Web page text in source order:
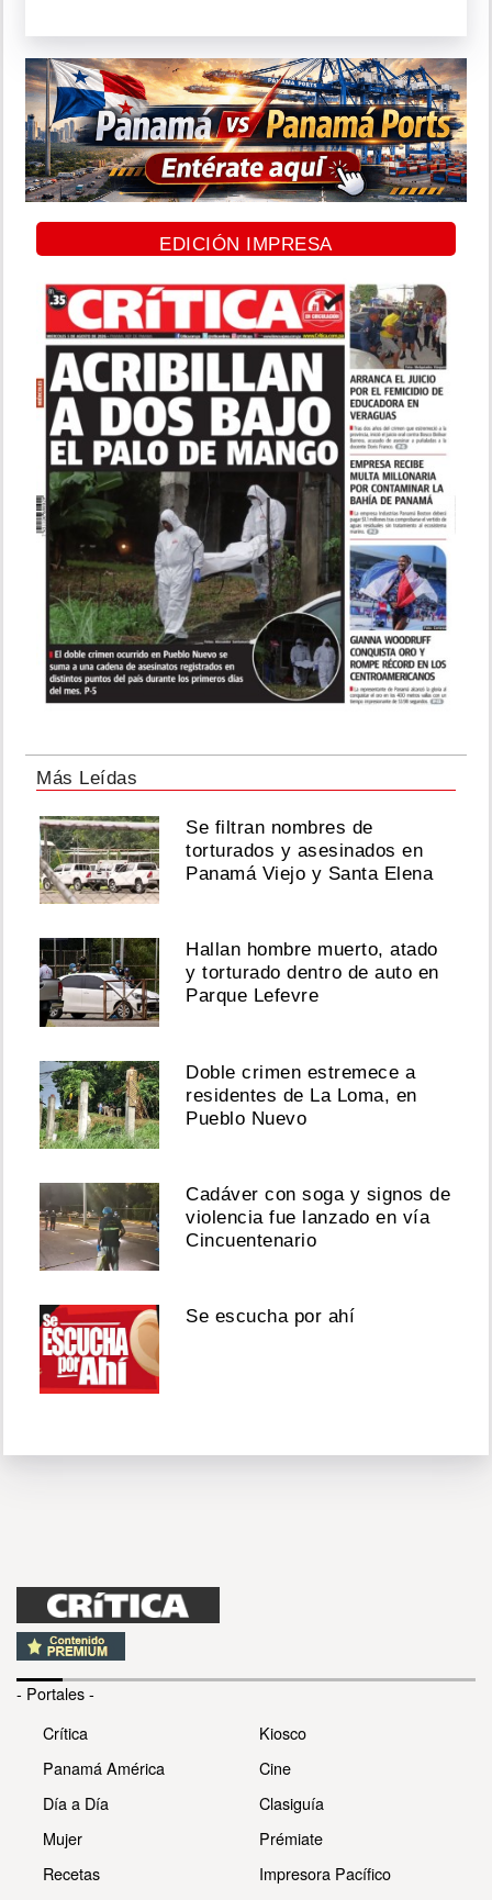
EDICIÓN IMPRESA
Más Leídas
Se filtran nombres de
torturados y asesinados en
Panamá Viejo y Santa Elena
Hallan hombre muerto, atado
y torturado dentro de auto en
Parque Lefevre
Doble crimen estremece a
residentes de La Loma, en
Pueblo Nuevo
Cadáver con soga y signos de
violencia fue lanzado en vía
Cincuentenario
Se escucha por ahí
- Portales -
Crítica
Panamá América
Día a Día
Mujer
Recetas
Kiosco
Cine
Clasiguía
Prémiate
Impresora Pacífico